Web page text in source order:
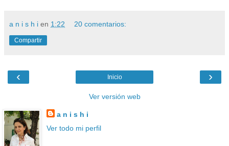
a n i s h i en 1:22 20 comentarios:
Compartir
‹ ›
Inicio
Ver versión web
a n i s h i
Ver todo mi perfil